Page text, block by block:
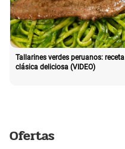
Tallarines verdes peruanos: receta
clásica deliciosa (VIDEO)
Ofertas